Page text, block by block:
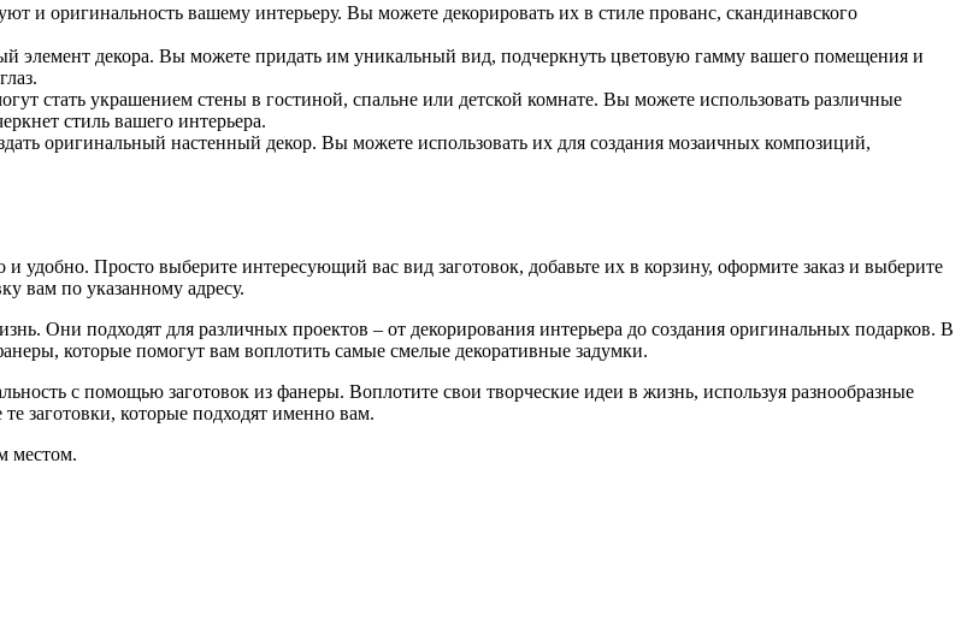
и оригинальность вашему интерьеру. Вы можете декорировать их в стиле прованс, скандинавского
элемент декора. Вы можете придать им уникальный вид, подчеркнуть цветовую гамму вашего помещения и
стать украшением стены в гостиной, спальне или детской комнате. Вы можете использовать различные
стиль вашего интерьера.
оригинальный настенный декор. Вы можете использовать их для создания мозаичных композиций,
удобно. Просто выберите интересующий вас вид заготовок, добавьте их в корзину, оформите заказ и выберите
вам по указанному адресу.
Они подходят для различных проектов – от декорирования интерьера до создания оригинальных подарков. В
которые помогут вам воплотить самые смелые декоративные задумки.
с помощью заготовок из фанеры. Воплотите свои творческие идеи в жизнь, используя разнообразные
заготовки, которые подходят именно вам.
местом.